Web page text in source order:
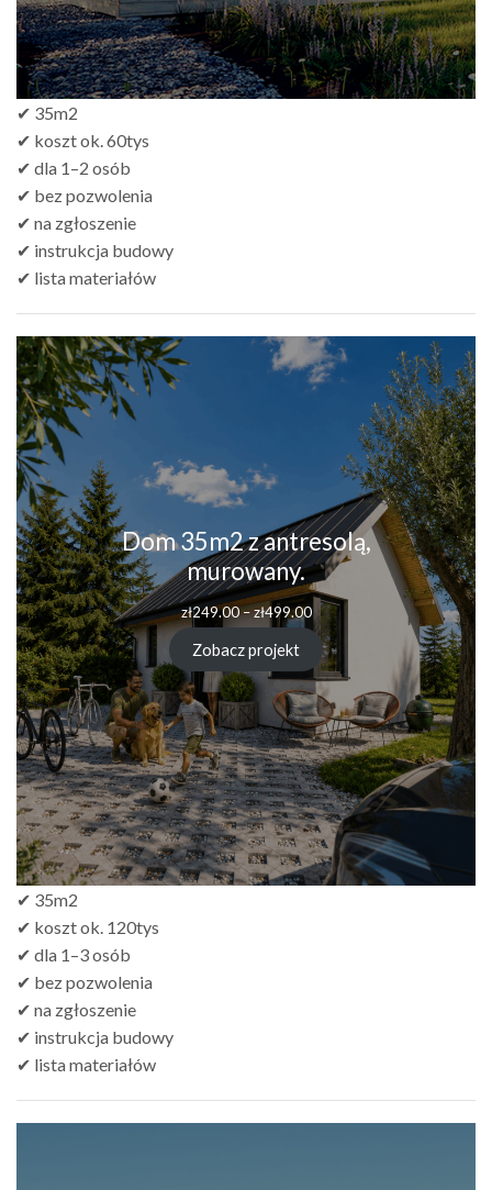
✔ 35m2
✔ koszt ok. 60tys
✔ dla 1–2 osób
✔ bez pozwolenia
✔ na zgłoszenie
✔ instrukcja budowy
✔ lista materiałów
Dom 35m2 z antresolą,
murowany.
zł249.00–zł499.00Zakres
cen:
od
zł249.00
do
zł499.00
Zobacz projekt
✔ 35m2
✔ koszt ok. 120tys
✔ dla 1–3 osób
✔ bez pozwolenia
✔ na zgłoszenie
✔ instrukcja budowy
✔ lista materiałów